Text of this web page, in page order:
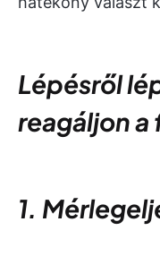
Lépésről
reagáljon
1.